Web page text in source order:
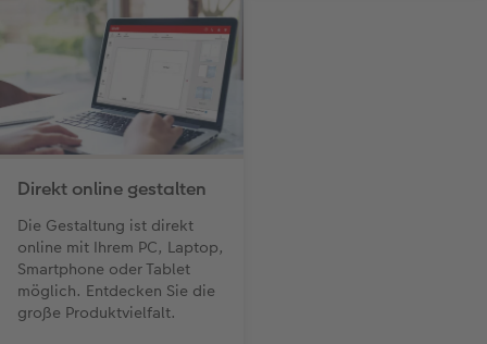
Direkt online gestalten
Die Gestaltung ist direkt
online mit Ihrem PC, Laptop,
Smartphone oder Tablet
möglich. Entdecken Sie die
große Produktvielfalt.